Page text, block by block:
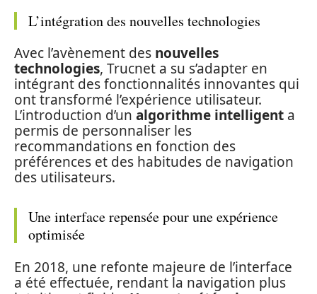
L’intégration des nouvelles technologies
Avec l’avènement des nouvelles
technologies, Trucnet a su s’adapter en
intégrant des fonctionnalités innovantes qui
ont transformé l’expérience utilisateur.
L’introduction d’un algorithme intelligent a
permis de personnaliser les
recommandations en fonction des
préférences et des habitudes de navigation
des utilisateurs.
Une interface repensée pour une expérience
optimisée
En 2018, une refonte majeure de l’interface
a été effectuée, rendant la navigation plus